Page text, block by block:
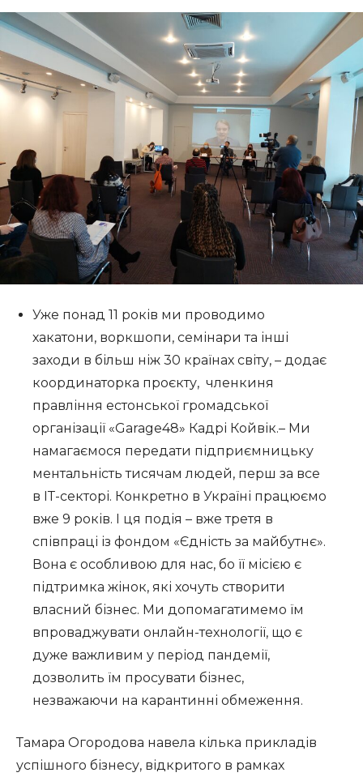
Уже понад 11 років ми проводимо
хакатони, воркшопи, семінари та інші
заходи в більш ніж 30 країнах світу, – додає
координаторка проєкту, членкиня
правління естонської громадської
організації «Garage48» Кадрі Койвік.– Ми
намагаємося передати підприємницьку
ментальність тисячам людей, перш за все
в ІТ-секторі. Конкретно в Україні працюємо
вже 9 років. І ця подія – вже третя в
співпраці із фондом «Єдність за майбутнє».
Вона є особливою для нас, бо її місією є
підтримка жінок, які хочуть створити
власний бізнес. Ми допомагатимемо їм
впроваджувати онлайн-технології, що є
дуже важливим у період пандемії,
дозволить їм просувати бізнес,
незважаючи на карантинні обмеження.
Тамара Огородова навела кілька прикладів
успішного бізнесу, відкритого в рамках